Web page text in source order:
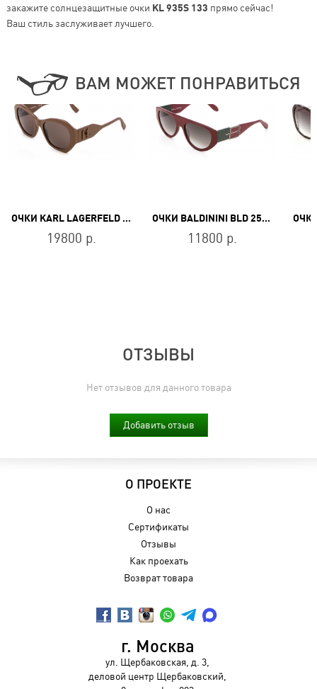
закажите солнцезащитные очки KL 935S 133 прямо сейчас!
Ваш стиль заслуживает лучшего.
ВАМ МОЖЕТ ПОНРАВИТЬСЯ
ОЧКИ KARL LAGERFELD KL 6146S 200
19800 р.
ОЧКИ BALDININI BLD 2513 PU 104
11800 р.
ОТЗЫВЫ
Нет отзывов для данного товара
Добавить отзыв
О ПРОЕКТЕ
О нас
Сертификаты
Отзывы
Как проехать
Возврат товара
г. Москва
ул. Щербаковская, д. 3,
деловой центр Щербаковский,